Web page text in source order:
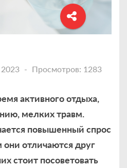
Просмотров: 1283
активного отдыха,
мелких травм.
повышенный спрос
отличаются друг
стоит посоветовать